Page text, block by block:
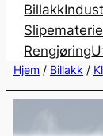
Billakk
Rengjøring
Hjem/ Billakk /